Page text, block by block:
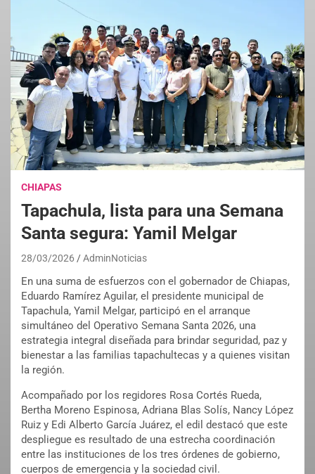
CHIAPAS
Tapachula, lista para una Semana
Santa segura: Yamil Melgar
28/03/2026 AdminNoticias
En una suma de esfuerzos con el gobernador de Chiapas,
Eduardo Ramírez Aguilar, el presidente municipal de
Tapachula, Yamil Melgar, participó en el arranque
simultáneo del Operativo Semana Santa 2026, una
estrategia integral diseñada para brindar seguridad, paz y
bienestar a las familias tapachultecas y a quienes visitan
la región.
Acompañado por los regidores Rosa Cortés Rueda,
Bertha Moreno Espinosa, Adriana Blas Solís, Nancy López
Ruiz y Edi Alberto García Juárez, el edil destacó que este
despliegue es resultado de una estrecha coordinación
entre las instituciones de los tres órdenes de gobierno,
cuerpos de emergencia y la sociedad civil.